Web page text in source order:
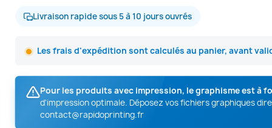
Livraison rapide sous 5 à 10 jours ouvrés
Les frais d'expédition sont calculés au panier, avant
Pour les produits avec impression, le graphisme est à
d'impression optimale. Déposez vos fichiers graphiques
contact@rapidoprinting.fr